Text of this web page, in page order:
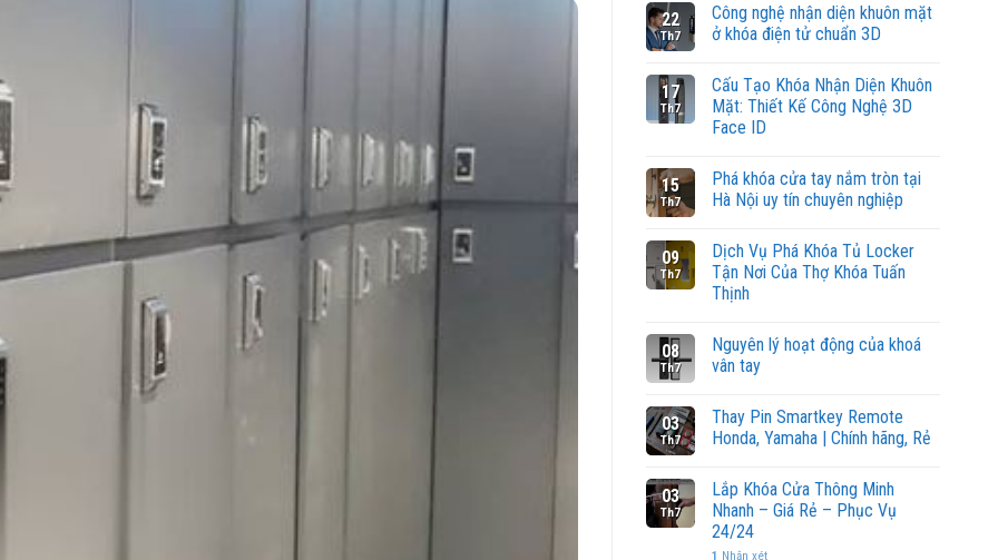
22
Th7
Công nghệ nhận diện khuôn mặt
ở khóa điện tử chuẩn 3D
17
Th7
Cấu Tạo Khóa Nhận Diện Khuôn
Mặt: Thiết Kế Công Nghệ 3D
Face ID
15
Th7
Phá khóa cửa tay nắm tròn tại
Hà Nội uy tín chuyên nghiệp
09
Th7
Dịch Vụ Phá Khóa Tủ Locker
Tận Nơi Của Thợ Khóa Tuấn
Thịnh
08
Th7
Nguyên lý hoạt động của khoá
vân tay
03
Th7
Thay Pin Smartkey Remote
Honda, Yamaha | Chính hãng, Rẻ
03
Th7
Lắp Khóa Cửa Thông Minh
Nhanh – Giá Rẻ – Phục Vụ
24/24
1 Nhận xét